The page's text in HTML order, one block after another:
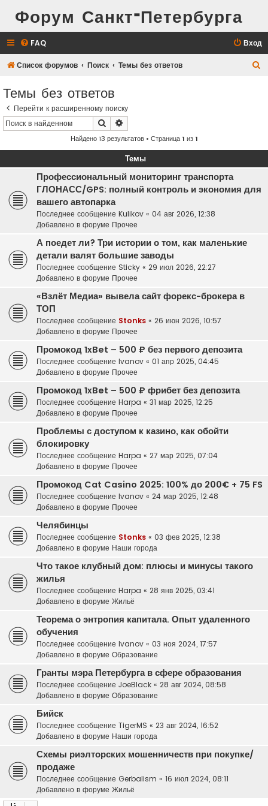
Форум Санкт-Петербурга
FAQ Вход
Список форумов Поиск Темы без ответов
Темы без ответов
Перейти к расширенному поиску
Поиск
Найдено 13 результатов • Страница1 из1
Темы
Профессиональный мониторинг транспорта
ГЛОНАСС/GPS: полный контроль и экономия для
вашего автопарка
Последнее сообщение Kulikov « 04 авг 2026, 12:38
Добавлено в форуме Прочее
А поедет ли? Три истории о том, как маленькие
детали валят большие заводы
Последнее сообщение Sticky « 29 июл 2026, 22:27
Добавлено в форуме Прочее
«Взлёт Медиа» вывела сайт форекс-брокера в
ТОП
Последнее сообщение Stonks « 26 июн 2026, 10:57
Добавлено в форуме Прочее
Промокод 1xBet – 500 ₽ без первого депозита
Последнее сообщение Ivanov « 01 апр 2025, 04:45
Добавлено в форуме Прочее
Промокод 1xBet – 500 ₽ фрибет без депозита
Последнее сообщение Harpa « 31 мар 2025, 12:25
Добавлено в форуме Прочее
Проблемы с доступом к казино, как обойти
блокировку
Последнее сообщение Harpa « 27 мар 2025, 07:04
Добавлено в форуме Прочее
Промокод Cat Casino 2025: 100% до 200€ + 75 FS
Последнее сообщение Ivanov « 24 мар 2025, 12:48
Добавлено в форуме Прочее
Челябинцы
Последнее сообщение Stonks « 03 фев 2025, 12:38
Добавлено в форуме Наши города
Что такое клубный дом: плюсы и минусы такого
жилья
Последнее сообщение Harpa « 28 янв 2025, 03:41
Добавлено в форуме Жильё
Теорема о энтропия капитала. Опыт удаленного
обучения
Последнее сообщение Ivanov « 03 ноя 2024, 17:57
Добавлено в форуме Образование
Гранты мэра Петербурга в сфере образования
Последнее сообщение JoeBlack « 28 авг 2024, 08:58
Добавлено в форуме Образование
Бийск
Последнее сообщение TigerMS « 23 авг 2024, 16:52
Добавлено в форуме Наши города
Схемы риэлторских мошенничеств при покупке/
продаже
Последнее сообщение Gerbalism « 16 июл 2024, 08:11
Добавлено в форуме Жильё